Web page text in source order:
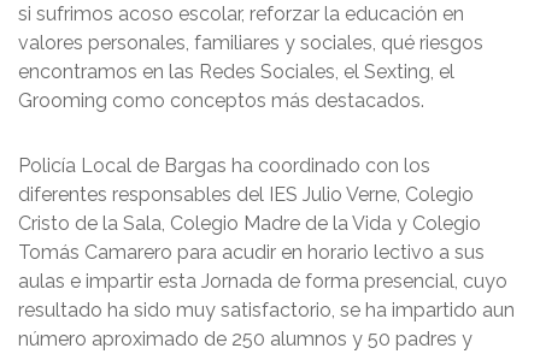
si sufrimos acoso escolar, reforzar la educación en
valores personales, familiares y sociales, qué riesgos
encontramos en las Redes Sociales, el Sexting, el
Grooming como conceptos más destacados.
Policía Local de Bargas ha coordinado con los
diferentes responsables del IES Julio Verne, Colegio
Cristo de la Sala, Colegio Madre de la Vida y Colegio
Tomás Camarero para acudir en horario lectivo a sus
aulas e impartir esta Jornada de forma presencial, cuyo
resultado ha sido muy satisfactorio, se ha impartido aun
número aproximado de 250 alumnos y 50 padres y